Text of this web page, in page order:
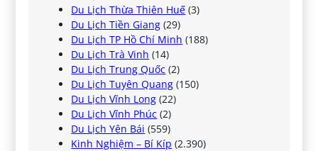
Du Lịch Thừa Thiên Huế (3)
Du Lịch Tiền Giang (29)
Du Lịch TP Hồ Chí Minh (188)
Du Lịch Trà Vinh (14)
Du Lịch Trung Quốc (2)
Du Lịch Tuyên Quang (150)
Du Lịch Vĩnh Long (22)
Du Lịch Vĩnh Phúc (2)
Du Lịch Yên Bái (559)
Kinh Nghiệm – Bí Kíp (2.390)